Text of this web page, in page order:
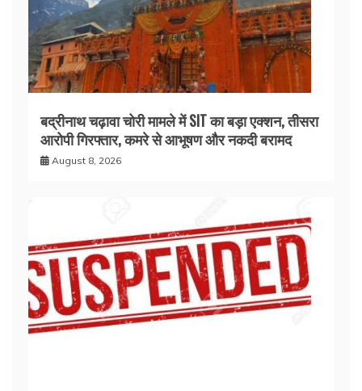
बद्रीनाथ चढ़ावा चोरी मामले में SIT का बड़ा एक्शन, तीसरा
आरोपी गिरफ्तार, कमरे से आभूषण और नकदी बरामद
August 8, 2026